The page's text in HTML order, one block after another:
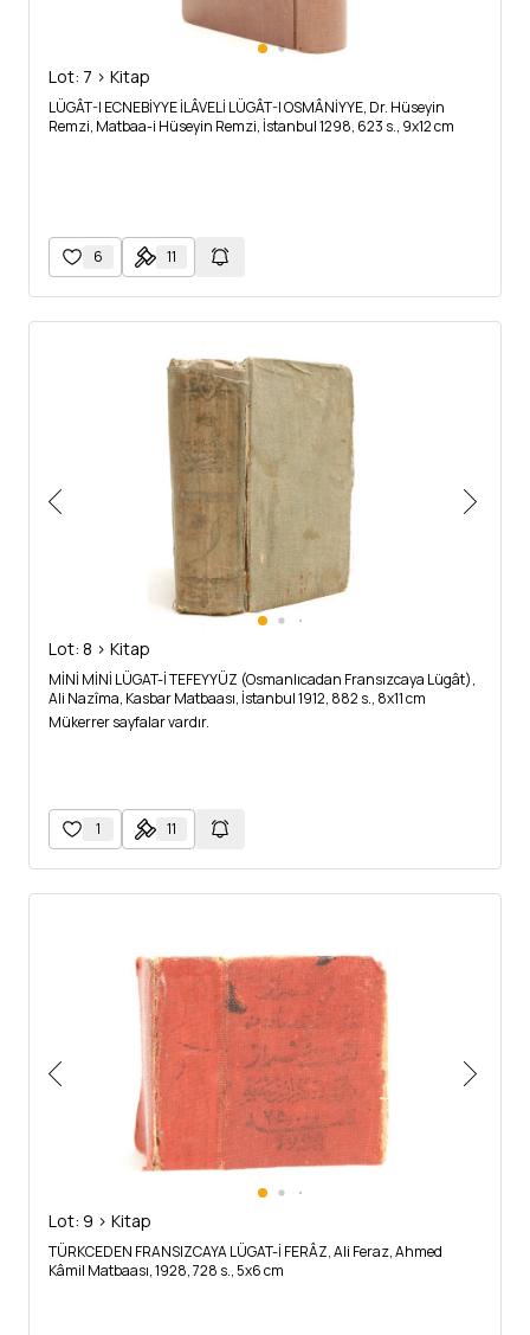
Lot: 7 > Kitap
LÜGÂT-I ECNEBİYYE İLÂVELİ LÜGÂT-I OSMÂNİYYE, Dr. Hüseyin
Remzi, Matbaa-i Hüseyin Remzi, İstanbul 1298, 623 s., 9x12 cm
6 11
Lot: 8 > Kitap
MİNİ MİNİ LÜGAT-İ TEFEYYÜZ (Osmanlıcadan Fransızcaya Lügât),
Ali Nazîma, Kasbar Matbaası, İstanbul 1912, 882 s., 8x11 cm
Mükerrer sayfalar vardır.
1 11
Lot: 9 > Kitap
TÜRKCEDEN FRANSIZCAYA LÜGAT-İ FERÂZ, Ali Feraz, Ahmed
Kâmil Matbaası, 1928, 728 s., 5x6 cm